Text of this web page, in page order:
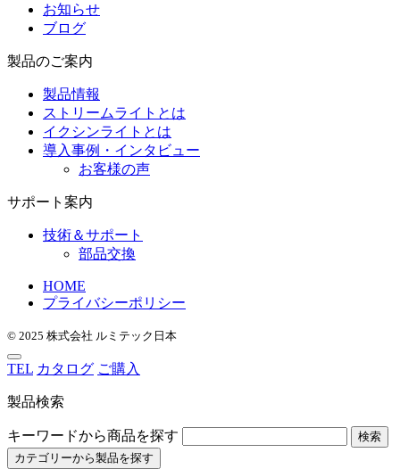
お知らせ
ブログ
製品のご案内
製品情報
ストリームライトとは
イクシンライトとは
導入事例・インタビュー
お客様の声
サポート案内
技術＆サポート
部品交換
HOME
プライバシーポリシー
© 2025 株式会社 ルミテック日本
TEL カタログ ご購入
製品検索
キーワードから商品を探す
検索
カテゴリーから製品を探す